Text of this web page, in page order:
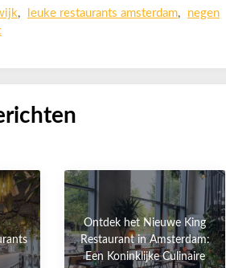
, leuke restaurants amsterdam,
negen
Ontdek het Nieuwe King
Restaurant in Amsterdam:
Een Koninklijke Culinaire